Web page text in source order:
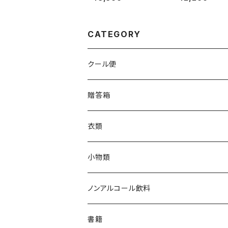
ml
750ml
CATEGORY
クール便
贈答箱
衣類
Tシャツ
ジャンパー
帽子・ニット帽
小物類
枡
絵馬
ノンアルコール飲料
水
書籍